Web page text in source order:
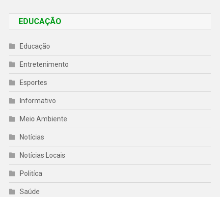
EDUCAÇÃO
Educação
Entretenimento
Esportes
Informativo
Meio Ambiente
Notícias
Notícias Locais
Politíca
Saúde